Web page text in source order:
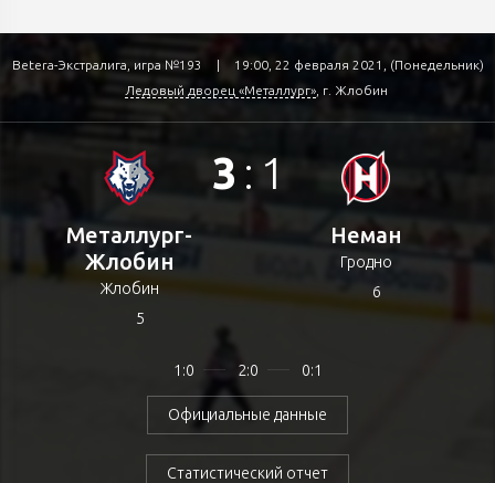
Betera-Экстралига, игра №193 |
19:00, 22 февраля 2021, (Понедельник)
Ледовый дворец «Металлург» , г. Жлобин
Металлург-
Жлобин
Жлобин
5
3 : 1
1:0 2:0 0:1
Официальные данные
Статистический отчет
Неман
Гродно
6